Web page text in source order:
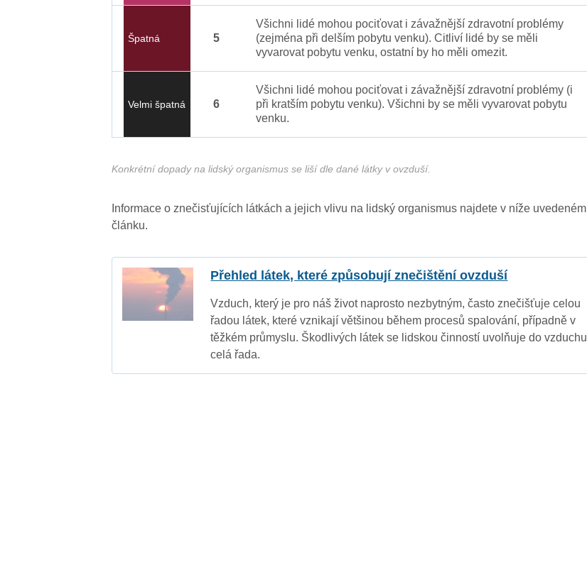
Špatná 5
Všichni lidé mohou pociťovat i závažnější zdravotní problémy
(zejména při delším pobytu venku). Citliví lidé by se měli
vyvarovat pobytu venku, ostatní by ho měli omezit.
Velmi špatná 6
Všichni lidé mohou pociťovat i závažnější zdravotní problémy (i
při kratším pobytu venku). Všichni by se měli vyvarovat pobytu
venku.
Konkrétní dopady na lidský organismus se liší dle dané látky v ovzduší.
Informace o znečisťujících látkách a jejich vlivu na lidský organismus najdete v níže uvedeném
článku.
Přehled látek, které způsobují znečištění ovzduší
Vzduch, který je pro náš život naprosto nezbytným, často znečišťuje celou
řadou látek, které vznikají většinou během procesů spalování, případně v
těžkém průmyslu. Škodlivých látek se lidskou činností uvolňuje do vzduchu
celá řada.